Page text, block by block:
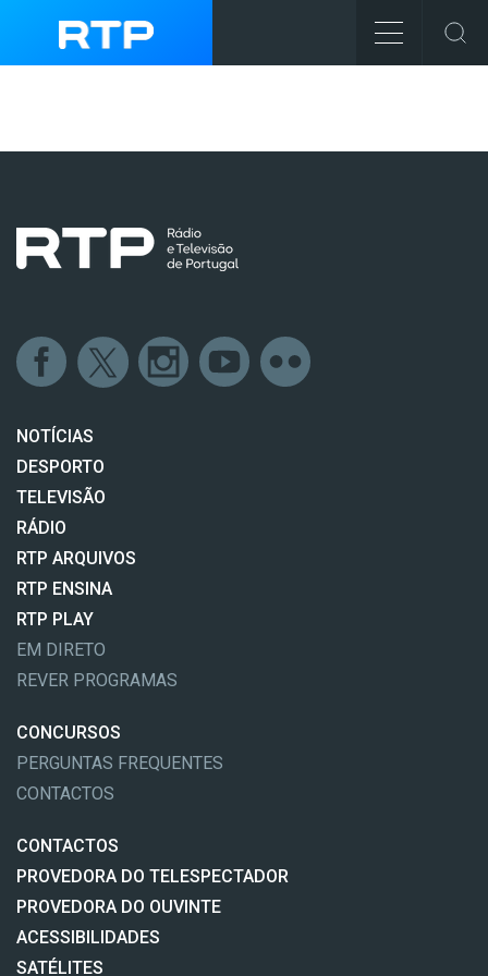
NOTÍCIAS
DESPORTO
TELEVISÃO
RÁDIO
RTP ARQUIVOS
RTP ENSINA
RTP PLAY
EM DIRETO
REVER PROGRAMAS
CONCURSOS
PERGUNTAS FREQUENTES
CONTACTOS
CONTACTOS
PROVEDORA DO TELESPECTADOR
PROVEDORA DO OUVINTE
ACESSIBILIDADES
SATÉLITES